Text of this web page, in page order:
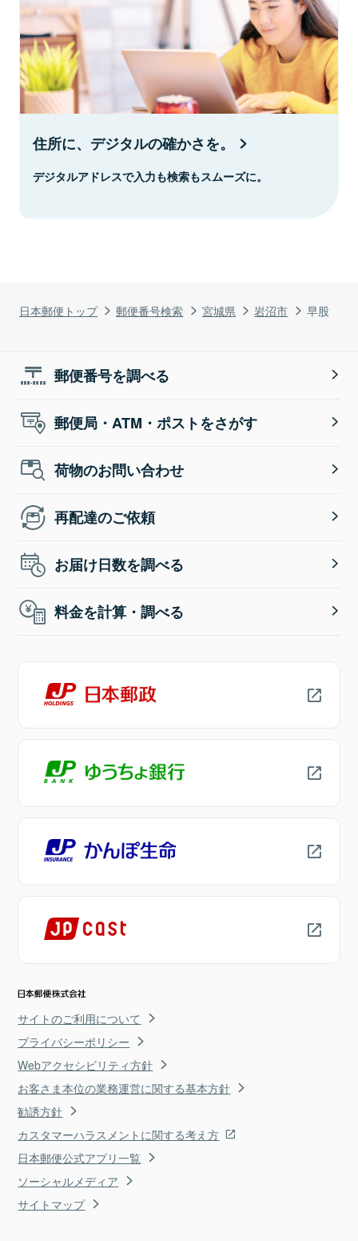
日本郵便トップ 郵便番号検索 宮城県 岩沼市 早股
住所に、デジタルの確かさを。
デジタルアドレスで入力も検索もスムーズに。
郵便番号を調べる
郵便局・ATM・ポストをさがす
荷物のお問い合わせ
再配達のご依頼
お届け日数を調べる
料金を計算・調べる
サイトのご利用について
プライバシーポリシー
Webアクセシビリティ方針
お客さま本位の業務運営に関する基本方針
勧誘方針
カスタマーハラスメントに関する考え方
日本郵便公式アプリ一覧
ソーシャルメディア
サイトマップ